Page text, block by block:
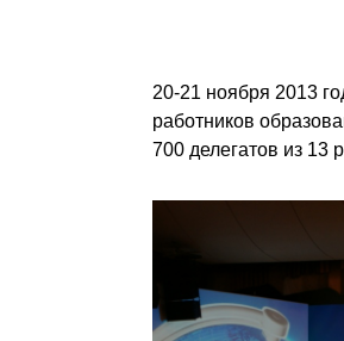
20-21 ноября 2013
работников
700 делегатов из 13